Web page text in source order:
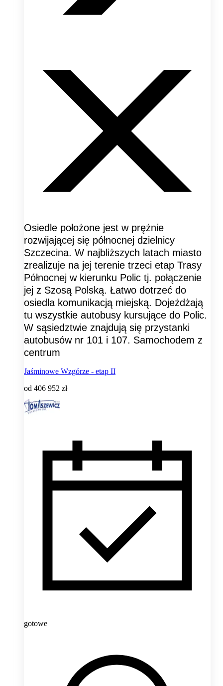
Osiedle położone jest w prężnie
rozwijającej się północnej dzielnicy
Szczecina. W najbliższych latach miasto
zrealizuje na jej terenie trzeci etap Trasy
Północnej w kierunku Polic tj. połączenie
jej z Szosą Polską. Łatwo dotrzeć do
osiedla komunikacją miejską. Dojeżdżają
tu wszystkie autobusy kursujące do Polic.
W sąsiedztwie znajdują się przystanki
autobusów nr 101 i 107. Samochodem z
centrum
Jaśminowe Wzgórze - etap II
od 406 952 zł
gotowe